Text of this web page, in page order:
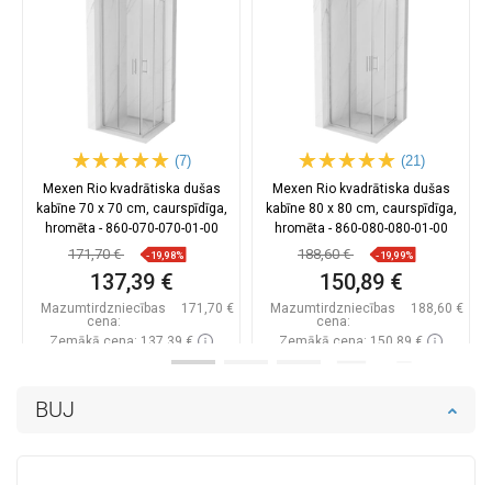
BUJ
(7)
Mexen Rio kvadrātiska dušas
kabīne 70 x 70 cm, caurspīdīga,
hromēta - 860-070-070-01-00
171,70 € -19,98%
137,39 €
Mazumtirdzniecības
cena:
171,70 €
Zemākā cena: 137,39 €
Pieejamās vispirms
(21)
Mexen Rio kvadrātiska dušas
kabīne 80 x 80 cm, caurspīdīga,
hromēta - 860-080-080-01-00
188,60 € -19,99%
150,89 €
Mazumtirdzniecības
cena:
188,60 €
Zemākā cena: 150,89 €